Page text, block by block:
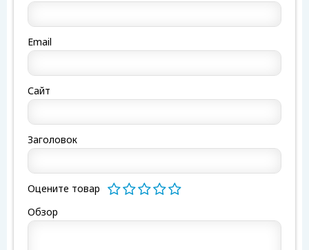
Email
Сайт
Заголовок
Оцените товар
Обзор